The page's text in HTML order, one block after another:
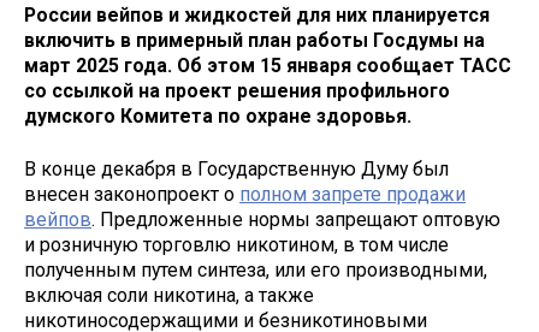
России вейпов и жидкостей для них планируется
включить в примерный план работы Госдумы на
март 2025 года. Об этом 15 января сообщает ТАСС
со ссылкой на проект решения профильного
думского Комитета по охране здоровья.
В конце декабря в Государственную Думу был
внесен законопроект о полном запрете продажи
вейпов. Предложенные нормы запрещают оптовую
и розничную торговлю никотином, в том числе
полученным путем синтеза, или его производными,
включая соли никотина, а также
никотиносодержащими и безникотиновыми